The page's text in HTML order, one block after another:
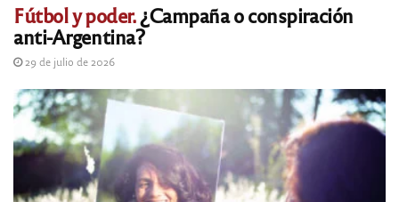
Fútbol y poder.¿Campaña o conspiración
anti-Argentina?
29 de julio de 2026